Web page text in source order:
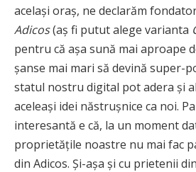
același oraș, ne declarăm
Adicos(aș fi putut alege varianta
pentru că așa sună mai aproape
șanse mai mari să devină super-
statul nostru digital pot adera și
aceleași idei năstrușnice ca noi.
interesantă e că, la un moment
proprietățile noastre nu mai fac
din Adicos. Și-așa și cu prietenii